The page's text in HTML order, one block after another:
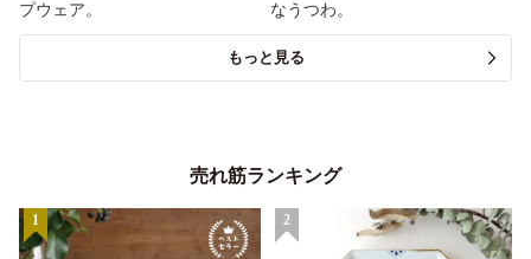
プウェア。
なうつわ。
もっと見る
売れ筋ランキング
1 2